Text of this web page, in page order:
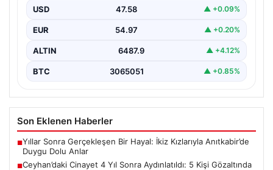
uzun süredir çözülemeyen silahlı cinayet olayı,
kapsamlı…
USD 47.58 ▲ +0.09%
EUR 54.97 ▲ +0.20%
ALTIN 6487.9 ▲ +4.12%
BTC 3065051 ▲ +0.85%
Son Eklenen Haberler
■Yıllar Sonra Gerçekleşen Bir Hayal: İkiz Kızlarıyla Anıtkabir’de
Duygu Dolu Anlar
■Ceyhan’daki Cinayet 4 Yıl Sonra Aydınlatıldı: 5 Kişi Gözaltında